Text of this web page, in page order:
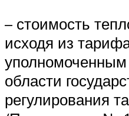
– стоимость
исходя из
уполномоченным
области
регулирования